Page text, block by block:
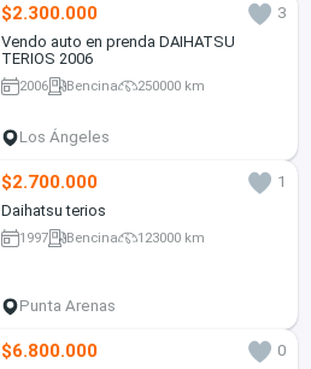
$2.300.000
3
Vendo auto en prenda DAIHATSU
TERIOS 2006
2006 Bencina 250000 km
Los Ángeles
$2.700.000
1
Daihatsu terios
1997 Bencina 123000 km
Punta Arenas
$6.800.000
0